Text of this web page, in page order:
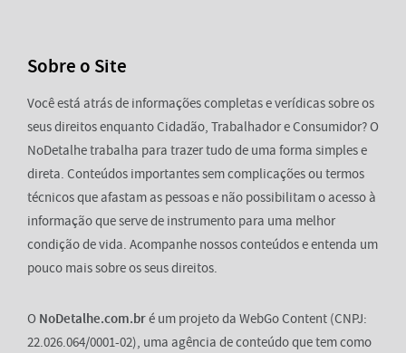
Sobre o Site
Você está atrás de informações completas e verídicas sobre os
seus direitos enquanto Cidadão, Trabalhador e Consumidor? O
NoDetalhe trabalha para trazer tudo de uma forma simples e
direta. Conteúdos importantes sem complicações ou termos
técnicos que afastam as pessoas e não possibilitam o acesso à
informação que serve de instrumento para uma melhor
condição de vida. Acompanhe nossos conteúdos e entenda um
pouco mais sobre os seus direitos.
O NoDetalhe.com.bré um projeto da WebGo Content (CNPJ:
22.026.064/0001-02), uma agência de conteúdo que tem como